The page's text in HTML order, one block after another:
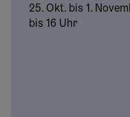
25. Okt. bis 1.
bis 16 Uhr